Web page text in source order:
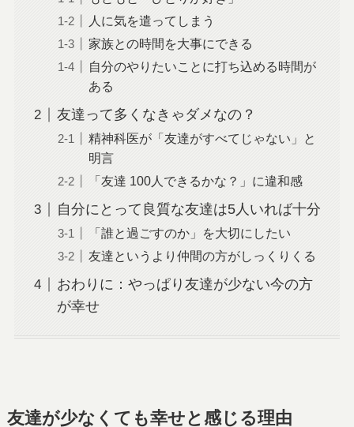
人に気を遣ってしまう
家族との時間を大事にできる
自分のやりたいことに打ち込める時間が
ある
友達って多くなきゃダメなの？
精神科医が「友達がすべてじゃない」と
明言
「友達 100人できるかな？」に違和感
自分にとって良質な友達は5人いれば十分
「誰と過ごすのか」を大切にしたい
友達というより仲間の方がしっくりくる
おわりに：やっぱり友達が少ない今の方
が幸せ
友達が少なくても幸せと感じる理由